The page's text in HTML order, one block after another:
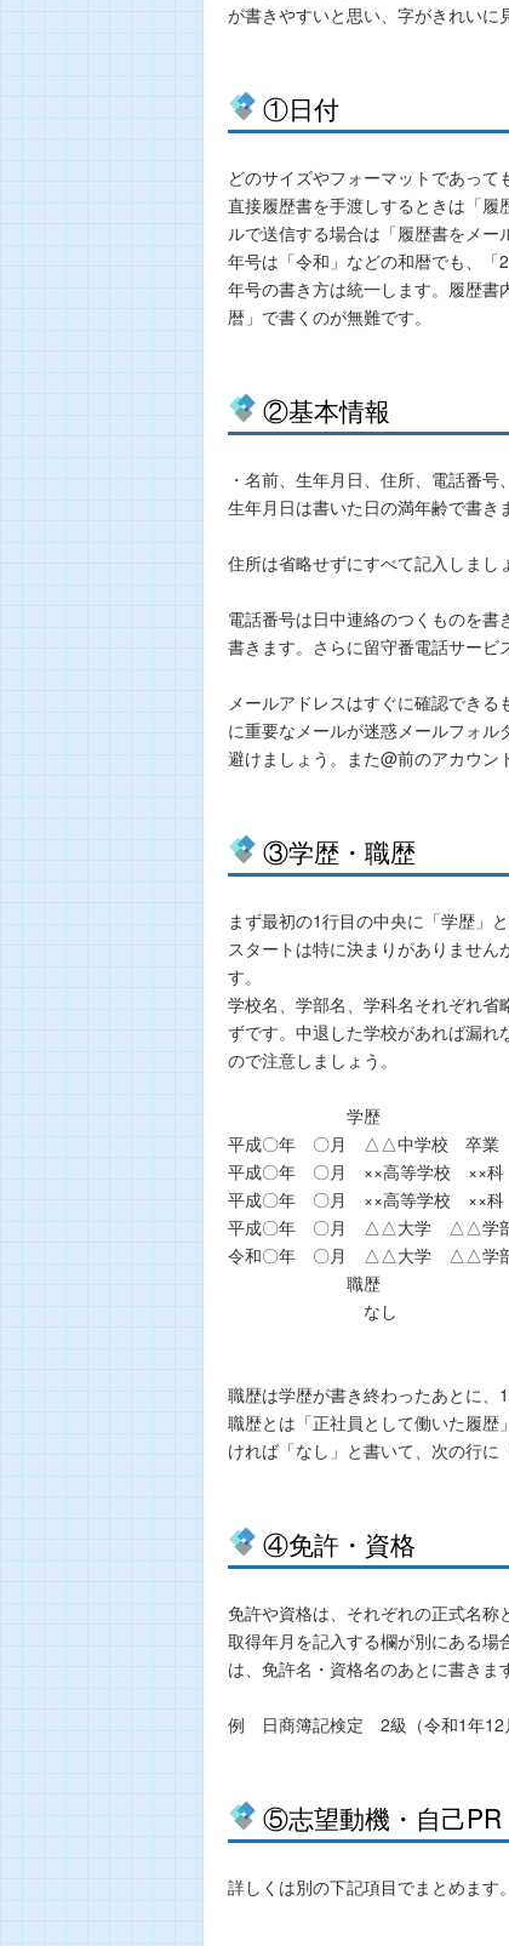
が書きやすいと思い、字がきれいに
①日付
どのサイズやフォーマットであって
直接履歴書を手渡しするときは「
ルで送信する場合は「履歴書をメー
年号は「令和」などの和暦でも、
年号の書き方は統一します。履歴
暦」で書くのが無難です。
②基本情報
・名前、生年月日、住所、電話番号
生年月日は書いた日の満年齢で書き
住所は省略せずにすべて記入しまし
電話番号は日中連絡のつくものを
書きます。さらに留守番電話サービ
メールアドレスはすぐに確認でき
に重要なメールが迷惑メールフォ
避けましょう。また@前のアカウン
③学歴・職歴
まず最初の1行目の中央に「学歴」
スタートは特に決まりがありませ
す。
学校名、学部名、学科名それぞれ
ずです。中退した学校があれば漏れ
ので注意しましょう。
学歴
平成〇年 〇月 △△中学校 卒業
平成〇年 〇月 ××高等学校 ××
平成〇年 〇月 ××高等学校 ××
平成〇年 〇月 △△大学 △△学
令和〇年 〇月 △△大学 △△学
職歴
なし
以
職歴は学歴が書き終わったあとに、
職歴とは「正社員として働いた履
ければ「なし」と書いて、次の行に
④免許・資格
免許や資格は、それぞれの正式名称
取得年月を記入する欄が別にある
は、免許名・資格名のあとに書きます
例 日商簿記検定 2級（令和1年12
⑤志望動機・自己PR
詳しくは別の下記項目でまとめます。